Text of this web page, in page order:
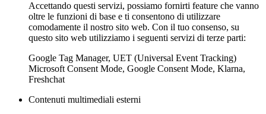
Accettando questi servizi, possiamo fornirti feature che vanno
oltre le funzioni di base e ti consentono di utilizzare
comodamente il nostro sito web. Con il tuo consenso, su
questo sito web utilizziamo i seguenti servizi di terze parti:
Google Tag Manager, UET (Universal Event Tracking)
Microsoft Consent Mode, Google Consent Mode, Klarna,
Freshchat
Contenuti multimediali esterni